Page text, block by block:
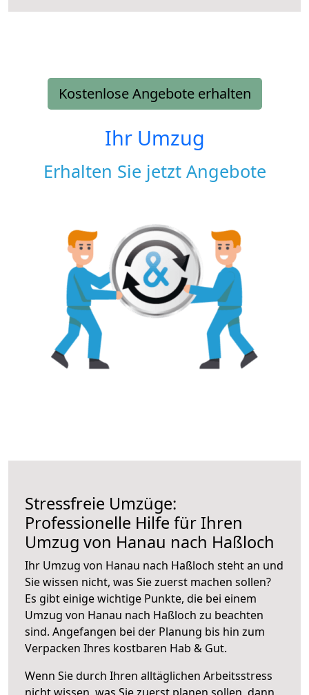
Kostenlose Angebote erhalten
Ihr Umzug
Erhalten Sie jetzt Angebote
Stressfreie Umzüge:
Professionelle Hilfe für Ihren
Umzug von Hanau nach Haßloch
Ihr Umzug von Hanau nach Haßloch steht an und
Sie wissen nicht, was Sie zuerst machen sollen?
Es gibt einige wichtige Punkte, die bei einem
Umzug von Hanau nach Haßloch zu beachten
sind. Angefangen bei der Planung bis hin zum
Verpacken Ihres kostbaren Hab & Gut.
Wenn Sie durch Ihren alltäglichen Arbeitsstress